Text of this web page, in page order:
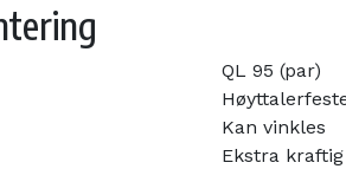
QL 95 (par)
Kan vinkles
Ekstra kraftig